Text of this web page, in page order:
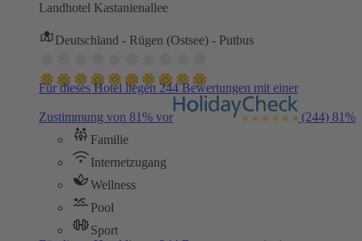
Landhotel Kastanienallee
Deutschland - Rügen (Ostsee) - Putbus
Für dieses Hotel liegen 244 Bewertungen mit einer
Zustimmung von 81% vor (244) 81%
Familie
Internetzugang
Wellness
Pool
Sport